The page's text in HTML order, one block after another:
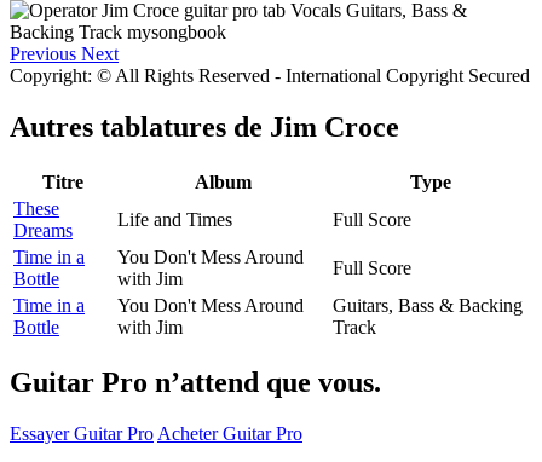
Previous Next
Copyright: © All Rights Reserved - International Copyright Secured
Autres tablatures de Jim Croce
Titre Album
Type
These
Dreams
Life and Times
Full Score
Time in a
Bottle
You Don't Mess Around
with Jim
Full Score
Time in a
Bottle
You Don't Mess Around
with Jim
Guitars, Bass & Backing
Track
Guitar Pro n’attend que vous.
Essayer Guitar Pro Acheter Guitar Pro